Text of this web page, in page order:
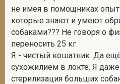
не имея в помощниках
которые знают и умеют
собаками??? Не говоря о
переносить 25 кг.
Я - чистый кошатник. Да
сухожилием в локте. Я даже
стерилизация больших